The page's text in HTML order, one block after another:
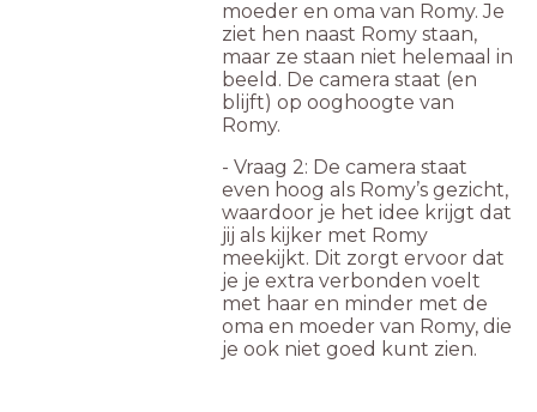
moeder en oma van Romy. Je
ziet hen naast Romy staan,
maar ze staan niet helemaal in
beeld. De camera staat (en
blijft) op ooghoogte van
Romy.
- Vraag 2: De camera staat
even hoog als Romy’s gezicht,
waardoor je het idee krijgt dat
jij als kijker met Romy
meekijkt. Dit zorgt ervoor dat
je je extra verbonden voelt
met haar en minder met de
oma en moeder van Romy, die
je ook niet goed kunt zien.